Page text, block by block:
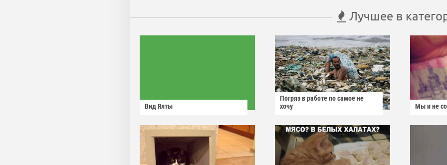
Лучшее в
Вид Ялты
Погряз в работе по самое не
хочу
Мы и не